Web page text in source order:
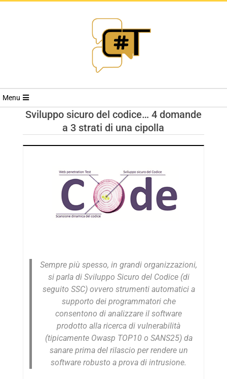
RIVISTA
TRENDS
Menu
Sviluppo sicuro del codice… 4 domande
a 3 strati di una cipolla
Sempre più spesso, in grandi organizzazioni,
si parla di Sviluppo Sicuro del Codice (di
seguito SSC) ovvero strumenti automatici a
supporto dei programmatori che
consentono di analizzare il software
prodotto alla ricerca di vulnerabilità
(tipicamente Owasp TOP10 o SANS25) da
sanare prima del rilascio per rendere un
software robusto a prova di intrusione.